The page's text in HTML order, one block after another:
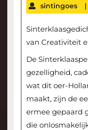
sintingoes |
van Creativiteit
De
gezelligheid,
wat dit oer-
maakt, zijn de
ermee gepaard
die